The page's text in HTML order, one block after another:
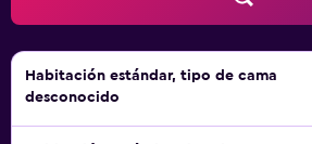
Habitación estándar, tipo de cama
desconocido